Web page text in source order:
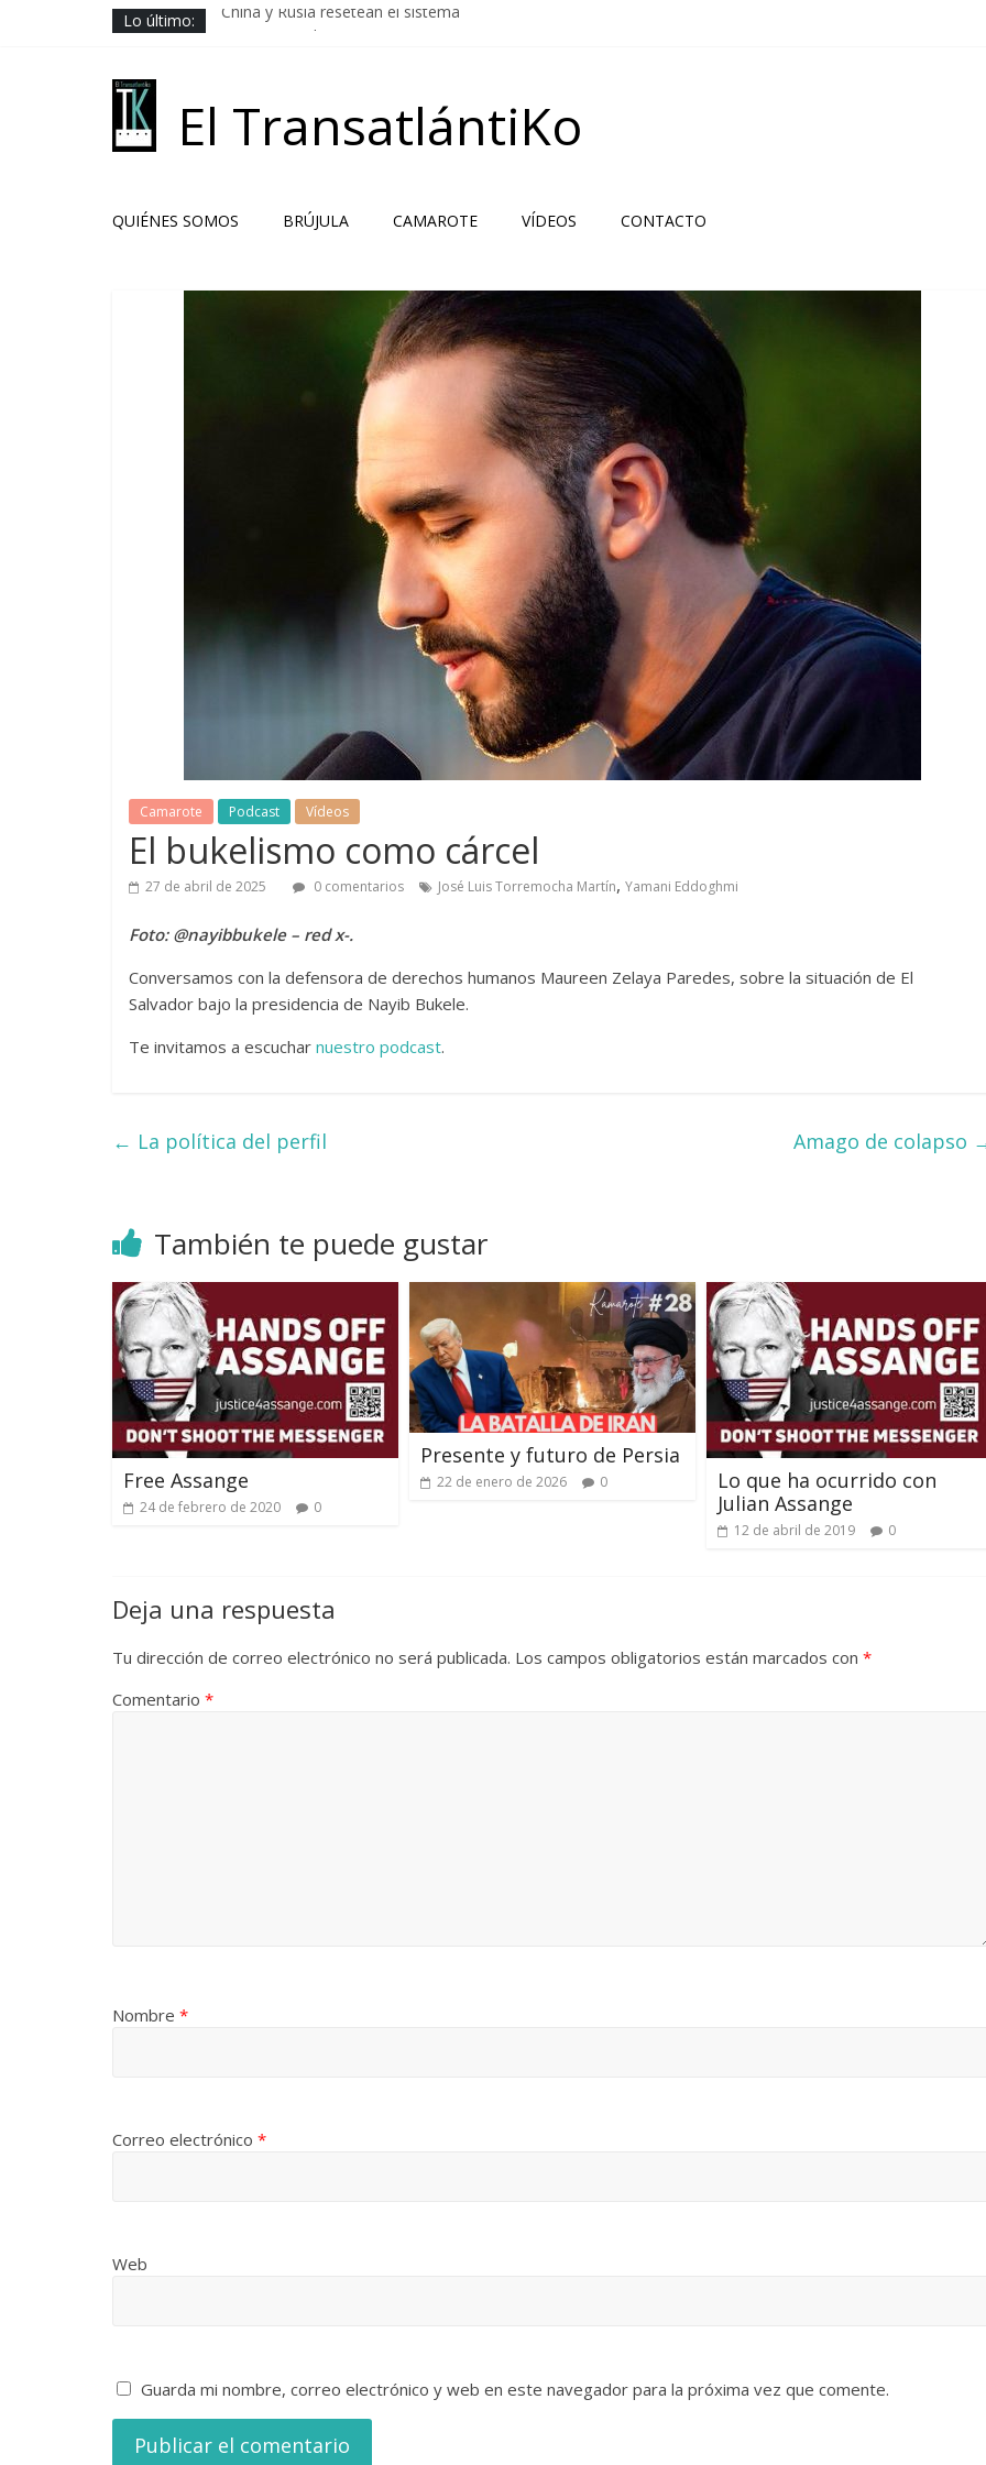
Lo último:
China y Rusia resetean el sistema
Hacia la no beligerancia
El TransatlántiKo
QUIÉNES SOMOS BRÚJULA CAMAROTE VÍDEOS CONTACTO
Camarote Podcast Vídeos
El bukelismo como cárcel
27 de abril de 2025 0 comentarios José Luis Torremocha Martín, Yamani Eddoghmi
Foto: @nayibbukele – red x-.
Conversamos con la defensora de derechos humanos Maureen Zelaya Paredes, sobre la situación de El
Salvador bajo la presidencia de Nayib Bukele.
Te invitamos a escuchar nuestro podcast.
← La política del perfil Amago de colapso
También te puede gustar
Free Assange
24 de febrero de 2020 0
Presente y futuro de Persia
22 de enero de 2026 0
Lo que ha ocurrido con
Julian Assange
12 de abril de 2019 0
Deja una respuesta
Tu dirección de correo electrónico no será publicada. Los campos obligatorios están marcados con *
Comentario *
Nombre *
Correo electrónico *
Web
Guarda mi nombre, correo electrónico y web en este navegador para la próxima vez que comente.